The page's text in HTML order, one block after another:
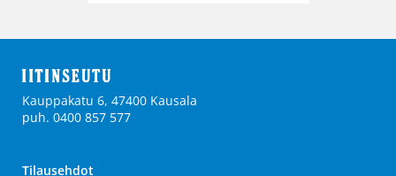
Kauppakatu 6, 47400 Kausala
puh. 0400 857 577
Tilausehdot